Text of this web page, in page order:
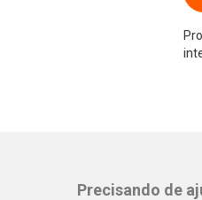
Precisando de